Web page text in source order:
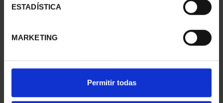
ESTADÍSTICA
MARKETING
Permitir todas
CAPITALES DE